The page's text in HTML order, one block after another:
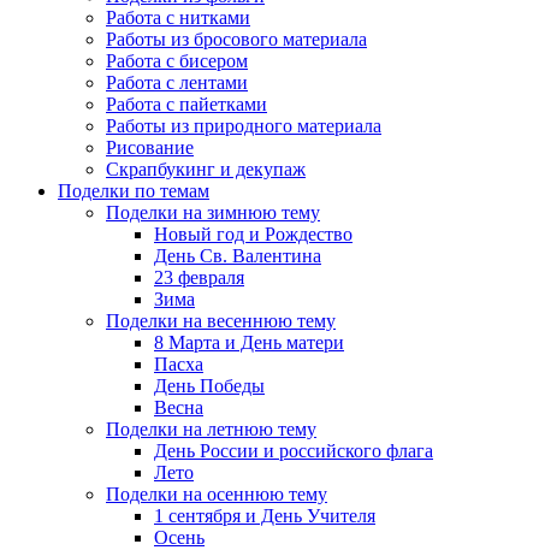
Работа с нитками
Работы из бросового материала
Работа с бисером
Работа с лентами
Работа с пайетками
Работы из природного материала
Рисование
Скрапбукинг и декупаж
Поделки по темам
Поделки на зимнюю тему
Новый год и Рождество
День Св. Валентина
23 февраля
Зима
Поделки на весеннюю тему
8 Марта и День матери
Пасха
День Победы
Весна
Поделки на летнюю тему
День России и российского флага
Лето
Поделки на осеннюю тему
1 сентября и День Учителя
Осень